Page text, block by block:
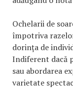
Ochelarii de
împotriva
dorința de
Indiferent dacă
sau abordarea
varietate